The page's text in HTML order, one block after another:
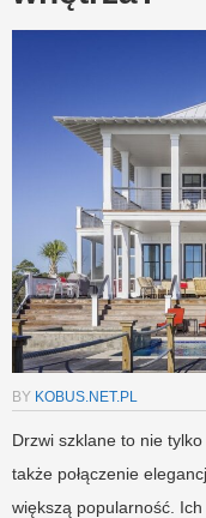
BY KOBUS.NET.PL
Drzwi szklane to nie
także połączenie
większą popularność.